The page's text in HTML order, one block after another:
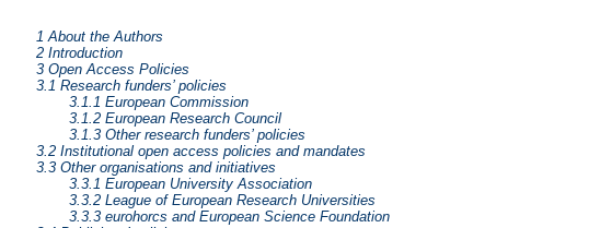
1 About the Authors
2 Introduction
3 Open Access Policies
3.1 Research funders’ policies
3.1.1 European Commission
3.1.2 European Research Council
3.1.3 Other research funders’ policies
3.2 Institutional open access policies and mandates
3.3 Other organisations and initiatives
3.3.1 European University Association
3.3.2 League of European Research Universities
3.3.3 eurohorcs and European Science Foundation